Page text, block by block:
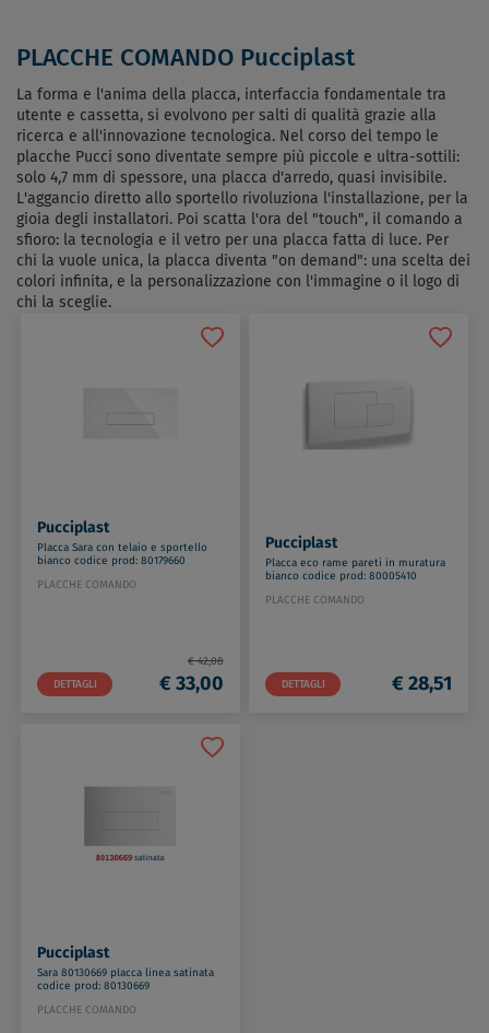
PLACCHE COMANDO Pucciplast
La forma e l'anima della placca, interfaccia fondamentale tra
utente e cassetta, si evolvono per salti di qualità grazie alla
ricerca e all'innovazione tecnologica. Nel corso del tempo le
placche Pucci sono diventate sempre più piccole e ultra-sottili:
solo 4,7 mm di spessore, una placca d'arredo, quasi invisibile.
L'aggancio diretto allo sportello rivoluziona l'installazione, per la
gioia degli installatori. Poi scatta l'ora del "touch", il comando a
sfioro: la tecnologia e il vetro per una placca fatta di luce. Per
chi la vuole unica, la placca diventa "on demand": una scelta dei
colori infinita, e la personalizzazione con l'immagine o il logo di
chi la sceglie.
Pucciplast
Placca Sara con telaio e sportello
bianco codice prod: 80179660
PLACCHE COMANDO
DETTAGLI
€ 42,08
€ 33,00
Pucciplast
Placca eco rame pareti in muratura
bianco codice prod: 80005410
PLACCHE COMANDO
DETTAGLI € 28,51
Pucciplast
Sara 80130669 placca linea satinata
codice prod: 80130669
PLACCHE COMANDO